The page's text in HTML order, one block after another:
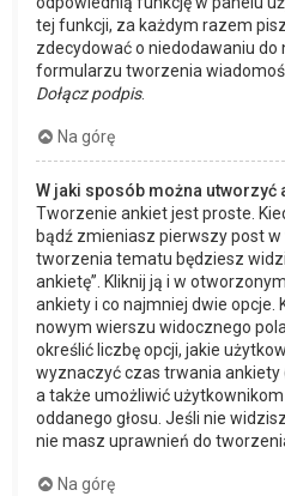
tej funkcji, za każdym razem
zdecydować o niedodawaniu do
formularzu tworzenia
Dołącz podpis.
Na górę
W jaki sposób można utworzyć
Tworzenie ankiet jest proste.
bądź zmieniasz pierwszy post
tworzenia tematu będziesz
ankietę”. Kliknij ją i w
ankiety i co najmniej dwie opcje.
nowym wierszu widocznego
określić liczbę opcji, jakie
wyznaczyć czas trwania
a także umożliwić
oddanego głosu. Jeśli nie
nie masz uprawnień do
Na górę